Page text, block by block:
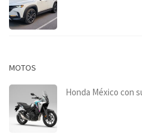
MOTOS
Honda México con